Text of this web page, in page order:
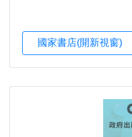
國家書店(開新視窗)